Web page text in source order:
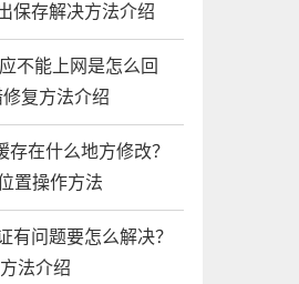
保存解决方法介绍
不能上网是怎么回
修复方法介绍
存在什么地方修改？
置操作方法
有问题要怎么解决？
法介绍